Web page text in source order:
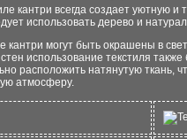
кантри всегда создает уютную
использовать дерево и
кантри могут быть окрашены в
использование текстиля
расположить натянутую ткань,
атмосферу.